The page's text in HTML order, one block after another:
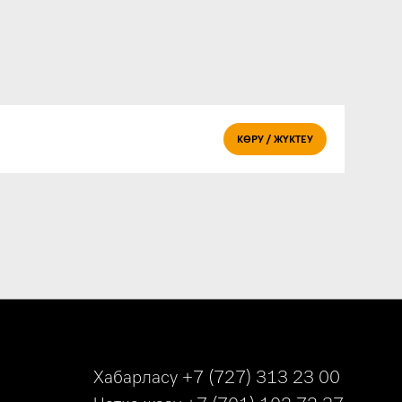
КӨРУ / ЖҮКТЕУ
Хабарласу +7 (727) 313 23 00